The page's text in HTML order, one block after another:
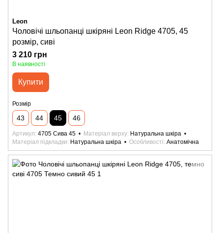
Leon
Чоловічі шльопанці шкіряні Leon Ridge 4705, 45
розмір, сиві
3 210 грн
В наявності
Купити
Розмір
43 44 45 46
Артикул 4705 Сива 45 Матеріал верху Натуральна шкіра
Матеріал підкладки
Натуральна шкіра Особливості Анатомічна